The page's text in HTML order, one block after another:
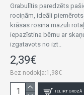
Grabulītis paredzēts
rociņām, ideāli
krāsas rosina mazuli
iepazīstina bērnu ar
izgatavots no izt..
2,39€
Bez nodokļa:1,98€
IELIKT GROZĀ